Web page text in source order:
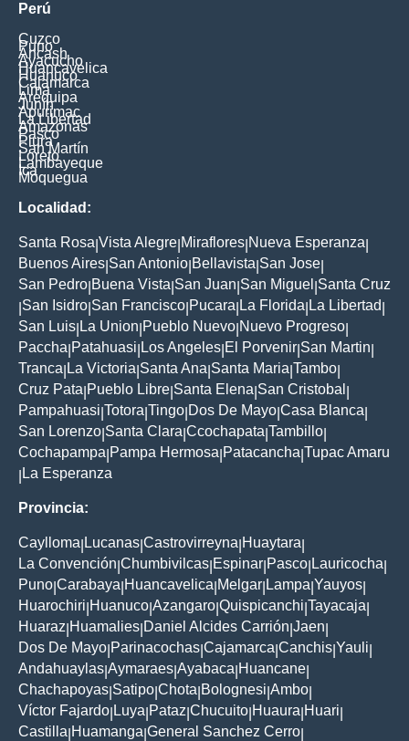
Perú
Cuzco
Puno
Ancash
Ayacucho
Huancavelica
Huanuco
Cajamarca
Lima
Arequipa
Junín
Apurimac
La Libertad
Amazonas
Pasco
Piura
San Martín
Loreto
Lambayeque
Ica
Moquegua
Localidad:
Santa Rosa Vista Alegre Miraflores Nueva Esperanza
Buenos Aires San Antonio Bellavista San Jose
San Pedro Buena Vista San Juan San Miguel Santa Cruz
San Isidro San Francisco Pucara La Florida La Libertad
San Luis La Union Pueblo Nuevo Nuevo Progreso
Paccha Patahuasi Los Angeles El Porvenir San Martin
Tranca La Victoria Santa Ana Santa Maria Tambo
Cruz Pata Pueblo Libre Santa Elena San Cristobal
Pampahuasi Totora Tingo Dos De Mayo Casa Blanca
San Lorenzo Santa Clara Ccochapata Tambillo
Cochapampa Pampa Hermosa Patacancha Tupac Amaru
La Esperanza
Provincia:
Caylloma Lucanas Castrovirreyna Huaytara
La Convención Chumbivilcas Espinar Pasco Lauricocha
Puno Carabaya Huancavelica Melgar Lampa Yauyos
Huarochiri Huanuco Azangaro Quispicanchi Tayacaja
Huaraz Huamalies Daniel Alcides Carrión Jaen
Dos De Mayo Parinacochas Cajamarca Canchis Yauli
Andahuaylas Aymaraes Ayabaca Huancane
Chachapoyas Satipo Chota Bolognesi Ambo
Víctor Fajardo Luya Pataz Chucuito Huaura Huari
Castilla Huamanga General Sanchez Cerro